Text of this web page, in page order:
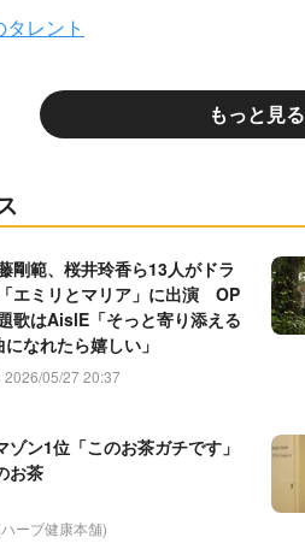
レント
もっと見る
剛範、桜井玲香ら13人がドラ
エミリとマリア」に出演 OP
歌はAislE「そっと寄り添える
になれたら嬉しい」
2026/05/27 20:37
ゾン1位「このお茶ガチです」
お茶
ーブ健康本舗)